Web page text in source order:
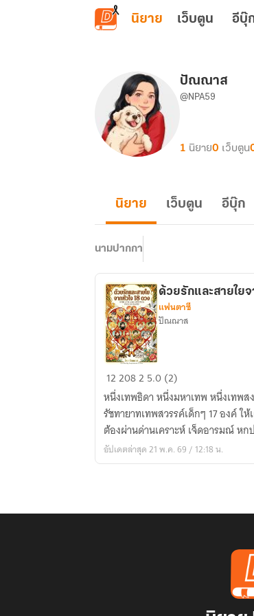
ข้ามไปยังเนื้อหาหลัก
นิยาย เว็บตูน อีบุ๊
ปัณณาส
@NPA59
1 นิยาย0 เว็บตูน
นิยาย เว็บตูน อีบุ๊ก
นามปากกา
ด้วย
รัก
และ
สายใย
จาก
หัวใจ
ด้วยรักและสายใย
แฟนตาซี
ปัณณาส
122082 5.0 (2)
หนึ่งเทพธิดา หนึ่งมหาเทพ หนึ่งเทพ
รัชทายาทเทพสวรรค์เด็กๆ 17 องค์
ต้องผ่านด่านเคราะห์ เจ็ดอารมณ์ หก
อัปเดตล่าสุด 21 พ.ค. 69 / 12:18 น.